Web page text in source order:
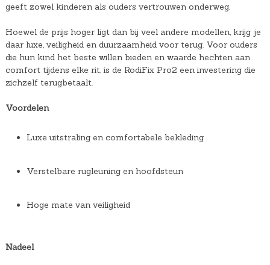
geeft zowel kinderen als ouders vertrouwen onderweg.
Hoewel de prijs hoger ligt dan bij veel andere modellen, krijg je
daar luxe, veiligheid en duurzaamheid voor terug. Voor ouders
die hun kind het beste willen bieden en waarde hechten aan
comfort tijdens elke rit, is de RodiFix Pro2 een investering die
zichzelf terugbetaalt.
Voordelen
Luxe uitstraling en comfortabele bekleding
Verstelbare rugleuning en hoofdsteun
Hoge mate van veiligheid
Nadeel